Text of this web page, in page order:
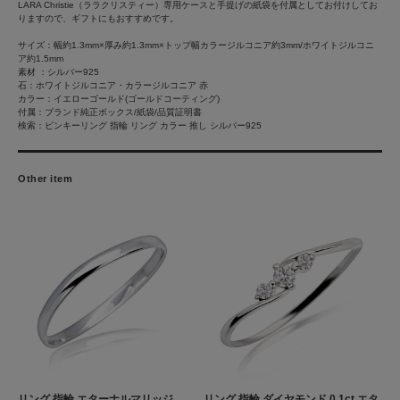
LARA Christie（ララクリスティー）専用ケースと手提げの紙袋を付属としてお付けしてお
りますので、ギフトにもおすすめです。
サイズ：幅約1.3mm×厚み約1.3mm×トップ幅カラージルコニア約3mm/ホワイトジルコニ
ア約1.5mm
素材 ：シルバー925
石：ホワイトジルコニア・カラージルコニア 赤
カラー：イエローゴールド(ゴールドコーティング)
付属：ブランド純正ボックス/紙袋/品質証明書
検索：ピンキーリング 指輪 リング カラー 推し シルバー925
Other item